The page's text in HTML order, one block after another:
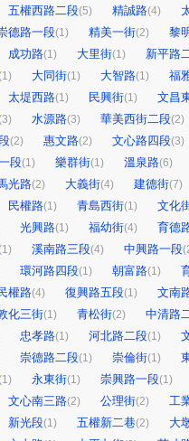
五權西路二段(5) 精誠路(4)
德路一段(1) 精美一街(2)
黎
成功路(1) 大里街(1)
新平路
(1) 大同街(1) 大智路(1)
福
太堤西路(1) 民興街(1)
文昌
(3) 水源路(3) 華美西街二段(2)
(2) 惠文路(2) 文心路四段(3)
段(1) 樂群街(1) 溫泉路(6)
光路(2) 大義街(4) 建德街(7)
民權路(1) 青島西街(1)
文化
光興路(1) 福幼街(4)
育德
(1) 溪南路三段(4) 中興路一段
環河路四段(1) 朝富路(1)
權路(4) 復興路五段(1)
文南
化三街(1) 青松街(2)
中清路
忠孝路(1) 河北路二段(1)
崇德路二段(1) 崇倫街(1)
(1) 永東街(1) 崇興路一段(1)
文心南三路(2) 公理街(2)
工
新光段(1) 五權新二巷(2)
大